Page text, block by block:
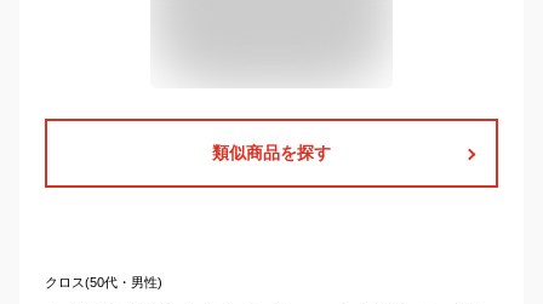
類似商品を探す
クロス(50代・男性)